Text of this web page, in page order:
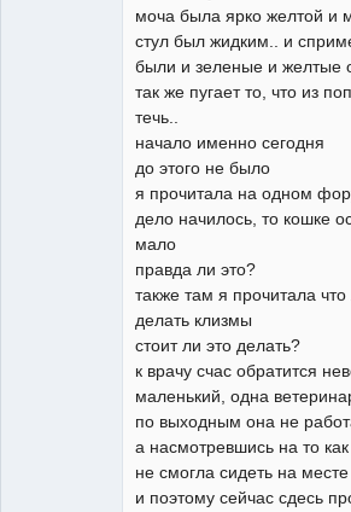
моча была ярко желтой и
стул был жидким.. и
были и зеленые и желтые
так же пугает то, что из
течь..
начало именно сегодня
до этого не было
я прочитала на одном
дело начилось, то кошке
мало
правда ли это?
также там я прочитала
делать клизмы
стоит ли это делать?
к врачу счас обратится
маленький, одна
по выходным она не
а насмотревшись на то
не смогла сидеть на месте
и поэтому сейчас сдесь